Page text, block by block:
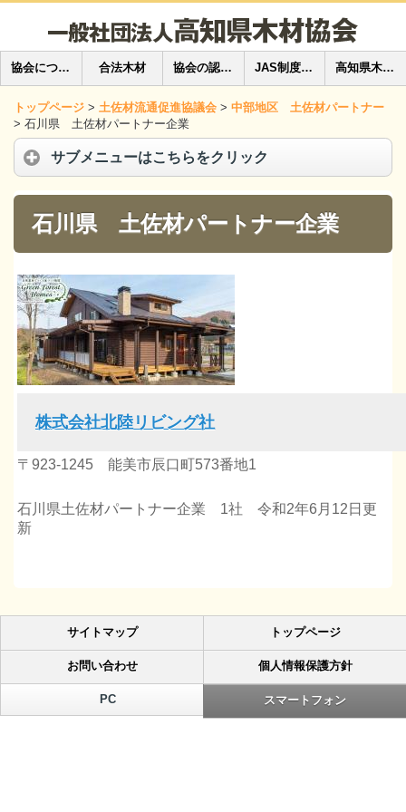
協会について 合法木材 協会の認定・登録 JAS制度の紹介 高知県木材普及推進協会 木の玩具貸出
トップページ > 土佐材流通促進協議会 > 中部地区 土佐材パートナー
> 石川県 土佐材パートナー企業
サブメニューはこちらをクリック
石川県 土佐材パートナー企業
株式会社北陸リビング社
〒923-1245 能美市辰口町573番地1
石川県土佐材パートナー企業 1社 令和2年6月12日更
新
サイトマップ トップページ
お問い合わせ 個人情報保護方針
PC スマートフォン